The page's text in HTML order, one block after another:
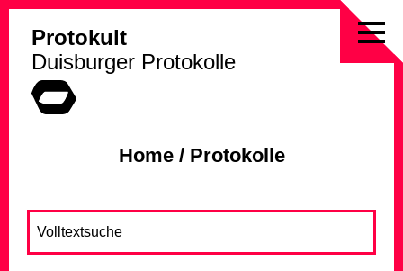
to
Protokult
Duisburger Protokolle
Home/ Protokolle